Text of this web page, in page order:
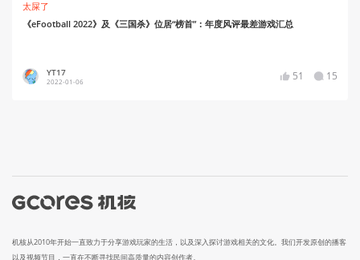
太屎了
《eFootball 2022》及《三国杀》位居“榜首”：年度风评最差游戏汇总
YT17
2022-01-06 51 15
机核从2010年开始一直致力于分享游戏玩家的生活，以及深入探讨游戏相关的文化。我们开发原创的播客
以及视频节目，一直在不断寻找民间高质量的内容创作者。